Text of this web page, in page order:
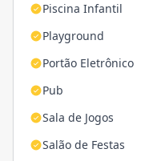
Piscina Infantil
Playground
Portão Eletrônico
Pub
Sala de Jogos
Salão de Festas